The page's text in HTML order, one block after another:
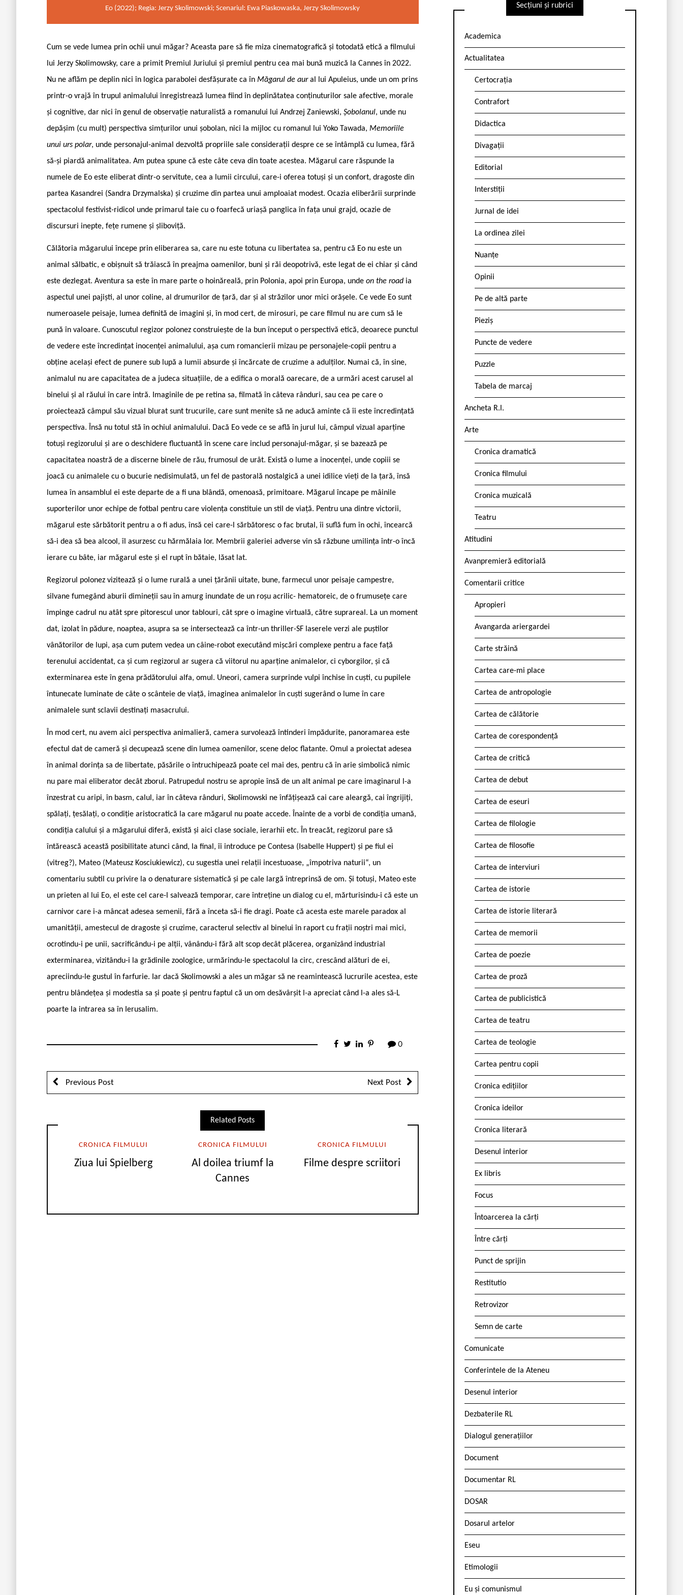
Eo (2022); Regia: Jerzy Skolimowski; Scenariul: Ewa Piaskowaska, Jerzy Skolimowsky
Cum se vede lumea prin ochii unui măgar? Aceasta pare să fie miza cinematografică și totodată etică a filmului
lui Jerzy Skolimowsky, care a primit Premiul Juriului și premiul pentru cea mai bună muzică la Cannes în 2022.
Nu ne aflăm pe deplin nici în logica parabolei desfășurate ca în Măgarul de aural lui Apuleius, unde un om prins
printr-o vrajă în trupul animalului înregistrează lumea fiind în deplinătatea conținuturilor sale afective, morale
și cognitive, dar nici în genul de observație naturalistă a romanului lui Andrzej Zaniewski, Șobolanul, unde nu
depășim (cu mult) perspectiva simțurilor unui șobolan, nici la mijloc cu romanul lui Yoko Tawada, Memoriile
unui urs polar, unde personajul-animal dezvoltă propriile sale considerații despre ce se întâmplă cu lumea, fără
să-și piardă animalitatea. Am putea spune că este câte ceva din toate acestea. Măgarul care răspunde la
numele de Eo este eliberat dintr-o servitute, cea a lumii circului, care-i oferea totuși și un confort, dragoste din
partea Kasandrei (Sandra Drzymalska) și cruzime din partea unui amploaiat modest. Ocazia eliberării surprinde
spectacolul festivist-ridicol unde primarul taie cu o foarfecă uriașă panglica în fața unui grajd, ocazie de
discursuri inepte, fețe rumene și șliboviță.
Călătoria măgarului începe prin eliberarea sa, care nu este totuna cu libertatea sa, pentru că Eo nu este un
animal sălbatic, e obișnuit să trăiască în preajma oamenilor, buni și răi deopotrivă, este legat de ei chiar și când
este dezlegat. Aventura sa este în mare parte o hoinăreală, prin Polonia, apoi prin Europa, unde on the road ia
aspectul unei pajiști, al unor coline, al drumurilor de țară, dar și al străzilor unor mici orășele. Ce vede Eo sunt
numeroasele peisaje, lumea definită de imagini și, în mod cert, de mirosuri, pe care filmul nu are cum să le
pună în valoare. Cunoscutul regizor polonez construiește de la bun început o perspectivă etică, deoarece punctul
de vedere este încredințat inocenței animalului, așa cum romancierii mizau pe personajele-copii pentru a
obține același efect de punere sub lupă a lumii absurde și încărcate de cruzime a adulților. Numai că, în sine,
animalul nu are capacitatea de a judeca situațiile, de a edifica o morală oarecare, de a urmări acest carusel al
binelui și al răului în care intră. Imaginile de pe retina sa, filmată în câteva rânduri, sau cea pe care o
proiectează câmpul său vizual blurat sunt trucurile, care sunt menite să ne aducă aminte că îi este încredințată
perspectiva. Însă nu totul stă în ochiul animalului. Dacă Eo vede ce se află în jurul lui, câmpul vizual aparține
totuși regizorului și are o deschidere fluctuantă în scene care includ personajul-măgar, și se bazează pe
capacitatea noastră de a discerne binele de rău, frumosul de urât. Există o lume a inocenței, unde copiii se
joacă cu animalele cu o bucurie nedisimulată, un fel de pastorală nostalgică a unei idilice vieți de la țară, însă
lumea în ansamblul ei este departe de a fi una blândă, omenoasă, primitoare. Măgarul încape pe mâinile
suporterilor unor echipe de fotbal pentru care violența constituie un stil de viață. Pentru una dintre victorii,
măgarul este sărbătorit pentru a o fi adus, însă cei care-l sărbătoresc o fac brutal, îi suflă fum în ochi, încearcă
să-i dea să bea alcool, îl asurzesc cu hărmălaia lor. Membrii galeriei adverse vin să răzbune umilința într-o încă
ierare cu bâte, iar măgarul este și el rupt în bătaie, lăsat lat.
Regizorul polonez vizitează și o lume rurală a unei țărănii uitate, bune, farmecul unor peisaje campestre,
silvane fumegând aburii dimineții sau în amurg inundate de un roșu acrilic- hematoreic, de o frumusețe care
împinge cadrul nu atât spre pitorescul unor tablouri, cât spre o imagine virtuală, către suprareal. La un moment
dat, izolat în pădure, noaptea, asupra sa se intersectează ca într-un thriller-SF laserele verzi ale puștilor
vânătorilor de lupi, așa cum putem vedea un câine-robot executând mișcări complexe pentru a face față
terenului accidentat, ca și cum regizorul ar sugera că viitorul nu aparține animalelor, ci cyborgilor, și că
exterminarea este în gena prădătorului alfa, omul. Uneori, camera surprinde vulpi închise în cuști, cu pupilele
întunecate luminate de câte o scânteie de viață, imaginea animalelor în cuști sugerând o lume în care
animalele sunt sclavii destinați masacrului.
n mod cert, nu avem aici perspectiva animalieră, camera survolează întinderi împădurite, panoramarea este
efectul dat de cameră și decupează scene din lumea oamenilor, scene deloc flatante. Omul a proiectat adesea
în animal dorința sa de libertate, păsările o întruchipează poate cel mai des, pentru că în arie simbolică nimic
nu pare mai eliberator decât zborul. Patrupedul nostru se apropie însă de un alt animal pe care imaginarul l-a
înzestrat cu aripi, în basm, calul, iar în câteva rânduri, Skolimowski ne înfățișează cai care aleargă, cai îngrijiți,
spălați, țesălați, o condiție aristocratică la care măgarul nu poate accede. Înainte de a vorbi de condiția umană,
condiția calului și a măgarului diferă, există și aici clase sociale, ierarhii etc. În treacăt, regizorul pare să
întărească această posibilitate atunci când, la final, îi introduce pe Contesa (Isabelle Huppert) și pe fiul ei
(vitreg?), Mateo (Mateusz Kosciukiewicz), cu sugestia unei relații incestuoase, „împotriva naturii“, un
comentariu subtil cu privire la o denaturare sistematică și pe cale largă întreprinsă de om. Și totuși, Mateo este
un prieten al lui Eo, el este cel care-l salvează temporar, care întreține un dialog cu el, mărturisindu-i că este un
carnivor care i-a mâncat adesea semenii, fără a înceta să-i fie dragi. Poate că acesta este marele paradox al
umanității, amestecul de dragoste și cruzime, caracterul selectiv al binelui în raport cu frații noștri mai mici,
ocrotindu-i pe unii, sacrificându-i pe alții, vânându-i fără alt scop decât plăcerea, organizând industrial
exterminarea, vizitându-i la grădinile zoologice, urmărindu-le spectacolul la circ, crescând alături de ei,
apreciindu-le gustul în farfurie. Iar dacă Skolimowski a ales un măgar să ne reamintească lucrurile acestea, este
pentru blândețea și modestia sa și poate și pentru faptul că un om desăvârșit l-a apreciat când l-a ales să-L
poarte la intrarea sa în Ierusalim.
0
Previous Post Next Post
Related Posts
CRONICA FILMULUI
Ziua lui Spielberg
CRONICA FILMULUI
Al doilea triumf la
Cannes
CRONICA FILMULUI
Filme despre scriitori
Secțiuni și rubrici
Academica
Actualitatea
Certocrația
Contrafort
Didactica
Divagații
Editorial
Interstiții
Jurnal de idei
La ordinea zilei
Nuanțe
Opinii
Pe de altă parte
Pieziș
Puncte de vedere
Puzzle
Tabela de marcaj
Ancheta R.l.
Arte
Cronica dramatică
Cronica filmului
Cronica muzicală
Teatru
Atitudini
Avanpremieră editorială
Comentarii critice
Apropieri
Avangarda ariergardei
Carte străină
Cartea care-mi place
Cartea de antropologie
Cartea de călătorie
Cartea de corespondență
Cartea de critică
Cartea de debut
Cartea de eseuri
Cartea de filologie
Cartea de filosofie
Cartea de interviuri
Cartea de istorie
Cartea de istorie literară
Cartea de memorii
Cartea de poezie
Cartea de proză
Cartea de publicistică
Cartea de teatru
Cartea de teologie
Cartea pentru copii
Cronica edițiilor
Cronica ideilor
Cronica literară
Desenul interior
Ex libris
Focus
Întoarcerea la cărți
Între cărți
Punct de sprijin
Restitutio
Retrovizor
Semn de carte
Comunicate
Conferintele de la Ateneu
Desenul interior
Dezbaterile RL
Dialogul generațiilor
Document
Documentar RL
DOSAR
Dosarul artelor
Eseu
Etimologii
Eu și comunismul